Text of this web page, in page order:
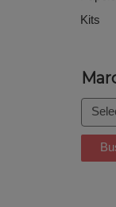
Kits